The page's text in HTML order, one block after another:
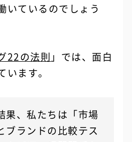
いているのでしょう
22の法則 」では、面白
ます。
果、私たちは「市場
ブランドの比較テス